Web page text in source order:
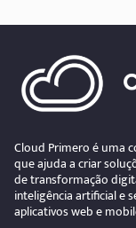
Cloud Primero é uma
que ajuda a criar
de transformação
inteligência artificial e
aplicativos web e